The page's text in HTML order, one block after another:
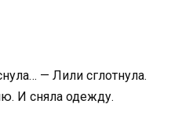
— Лили сглотнула.
И сняла одежду.